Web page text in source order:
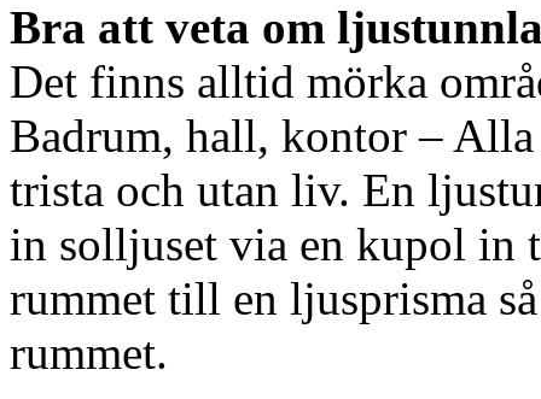
Bra att veta om
Det finns alltid mörka
Badrum, hall, kontor – Alla
trista och utan liv. En
in solljuset via en kupol in
rummet till en ljusprisma
rummet.